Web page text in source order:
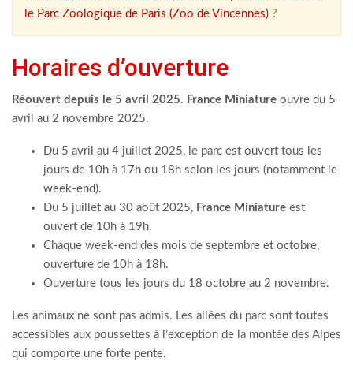
le Parc Zoologique de Paris (Zoo de Vincennes) ?
Horaires d’ouverture
Réouvert depuis le 5 avril 2025. France Miniature ouvre du 5
avril au 2 novembre 2025.
Du 5 avril au 4 juillet 2025, le parc est ouvert tous les
jours de 10h à 17h ou 18h selon les jours (notamment le
week-end).
Du 5 juillet au 30 août 2025, France Miniature est
ouvert de 10h à 19h.
Chaque week-end des mois de septembre et octobre,
ouverture de 10h à 18h.
Ouverture tous les jours du 18 octobre au 2 novembre.
Les animaux ne sont pas admis. Les allées du parc sont toutes
accessibles aux poussettes à l’exception de la montée des Alpes
qui comporte une forte pente.